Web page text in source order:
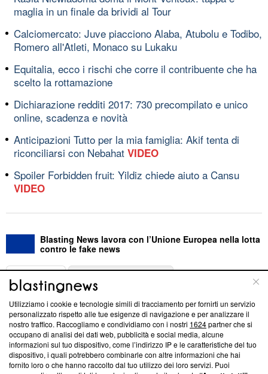
maglia in un finale da brividi al Tour
Calciomercato: Juve piacciono Alaba, Atubolu e Todibo,
Romero all'Atleti, Monaco su Lukaku
Equitalia, ecco i rischi che corre il contribuente che ha
scelto la rottamazione
Dichiarazione redditi 2017: 730 precompilato e unico
online, scadenza e novità
Anticipazioni Tutto per la mia famiglia: Akif tenta di
riconciliarsi con Nebahat VIDEO
Spoiler Forbidden fruit: Yildiz chiede aiuto a Cansu
VIDEO
Blasting News lavora con l’Unione Europea nella lotta
contro le fake news
ABOUT
Questa sezione offre informazioni trasparenti su Blasting
News, sui nostri processi editoriali e su come ci impegniamo a
creare news di qualità. Inoltre, afferma la nostra aderenza a
‘Trust Project - News with Integrity’Blasting News non è
ancora membro del programma, ma ha richiesto di farne
Utilizziamo i cookie e tecnologie simili di tracciamento per fornirti un servizio
personalizzato rispetto alle tue esigenze di navigazione e per analizzare il
nostro traffico. Raccogliamo e condividiamo con i nostri 1624partner che si
occupano di analisi dei dati web, pubblicità e social media, alcune
informazioni sul tuo dispositivo, come l’indirizzo IP e le caratteristiche del tuo
dispositivo, i quali potrebbero combinarle con altre informazioni che hai
fornito loro o che hanno raccolto dal tuo utilizzo dei loro servizi. Puoi